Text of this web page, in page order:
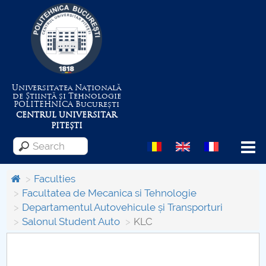
Universitatea Națională
de Știință și Tehnologie
POLITEHNICABucurești
CENTRUL UNIVERSITAR
PITEȘTI
Menu
About the University
Centrul de Management al Proiectelor
Faculties
Facultatea de Mecanica si Tehnologie
Departamentul Autovehicule și Transporturi
Salonul Student Auto
KLC